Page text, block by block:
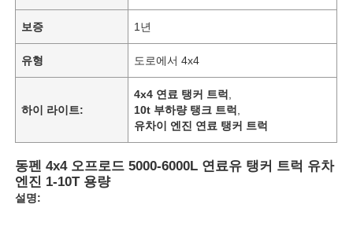
홈
제품 소개
회사 소개
공장 투어
보증 1년
유형 도로에서 4x4
하이 라이트:
4x4 연료 탱커 트럭
10t 부하량 탱크 트럭
유차이 엔진 연료 탱커 트럭
동펜 4x4 오프로드 5000-6000L 연료유 탱커 트럭 유차
엔진 1-10T 용량
설명: